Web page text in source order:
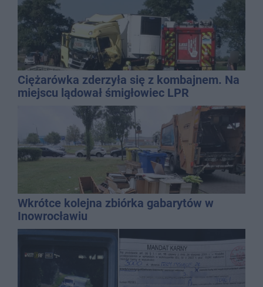
Ciężarówka zderzyła się z kombajnem. Na
miejscu lądował śmigłowiec LPR
Wkrótce kolejna zbiórka gabarytów w
Inowrocławiu